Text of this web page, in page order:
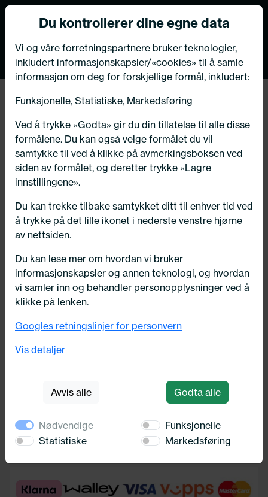
Tilbake
M14X1,5MUTTERL41H19KON60
Bimecc
Legg i handlekurv
VIKTIG MELDING TIL VÅRE KUNDER
Bildeleksperten har flyttet
Velkommen til oss på vår nye adresse:
Numedalsvegen 76, 3617 Kongsberg
Du kontrollerer dine egne data
Vi og våre forretningspartnere bruker teknologier,
inkludert informasjonskapsler/«cookies» til å samle
informasjon om deg for forskjellige formål, inkludert:
Funksjonelle, Statistiske, Markedsføring
Ved å trykke «Godta» gir du din tillatelse til alle disse
formålene. Du kan også velge formålet du vil
samtykke til ved å klikke på avmerkingsboksen ved
siden av formålet, og deretter trykke «Lagre
innstillingene».
Du kan trekke tilbake samtykket ditt til enhver tid ved
å trykke på det lille ikonet i nederste venstre hjørne
av nettsiden.
Du kan lese mer om hvordan vi bruker
informasjonskapsler og annen teknologi, og hvordan
vi samler inn og behandler personopplysninger ved å
klikke på lenken.
Googles retningslinjer for personvern
Vis detaljer
Avvis alle Godta alle
Nødvendige
Funksjonelle
Statistiske
Markedsføring